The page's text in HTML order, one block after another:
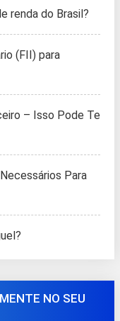
renda do Brasil?
(FII) para
– Isso Pode Te
Para
NO SEU